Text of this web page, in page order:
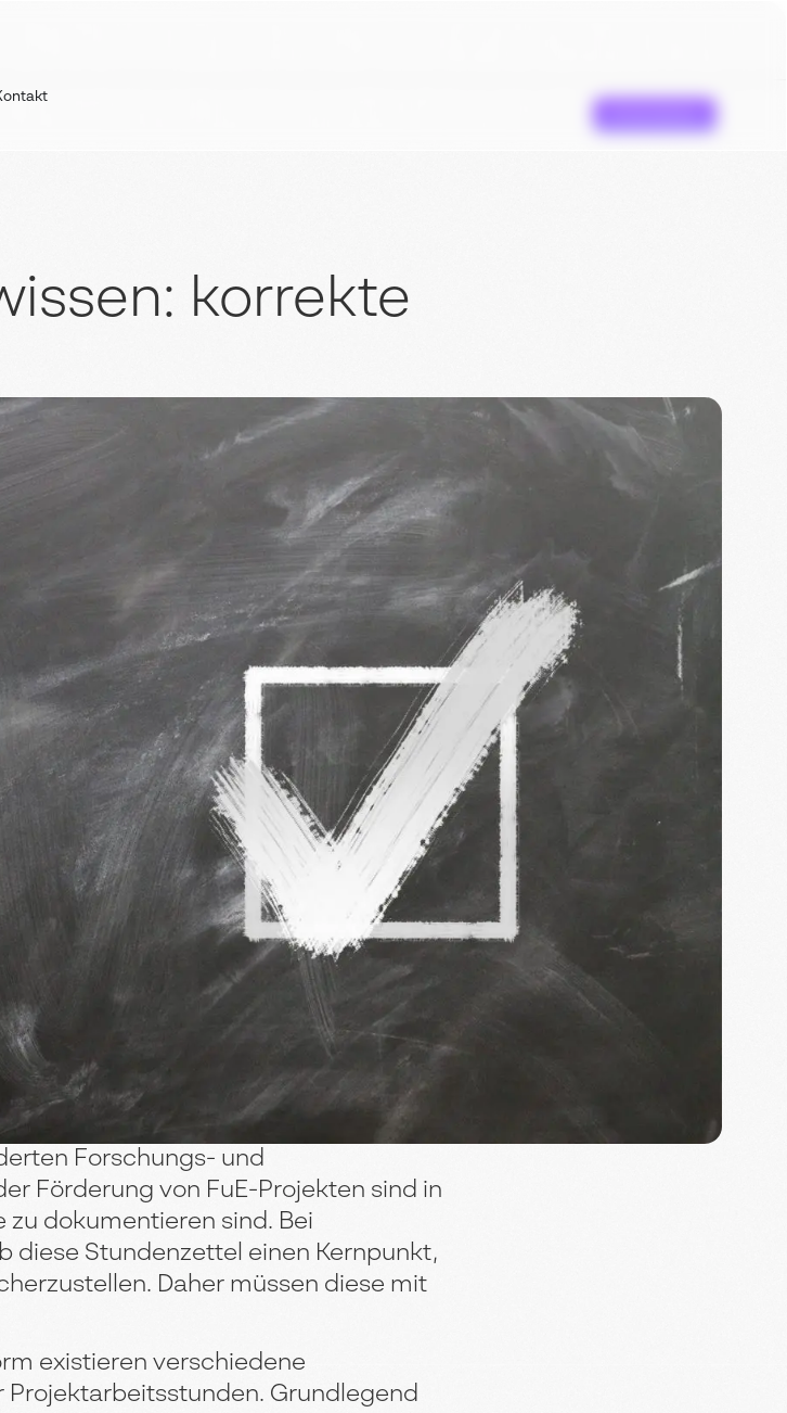
korrekte
Forschungs- und
Förderung von FuE-Projekten sind in
zu dokumentieren sind. Bei
diese Stundenzettel einen Kernpunkt,
Daher müssen diese mit
existieren verschiedene
Grundlegend